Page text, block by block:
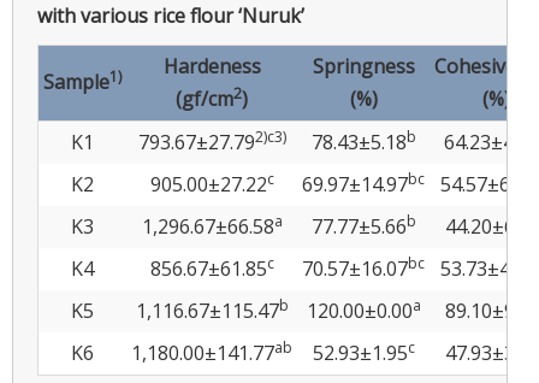
with various rice flour ‘Nuruk’
Sample1)
Hardeness
(gf/cm2)
Springness
(%)
(%)
K1
793.67±27.792)c3) 78.43±5.18b
64.23±4.61
K2
905.00±27.22c 69.97±14.97bc 54.57±6.03
K3 1,296.67±66.58a 77.77±5.66b
44.20±6.04
K4
856.67±61.85c 70.57±16.07bc 53.73±4.24
K5 1,116.67±115.47b 120.00±0.00a
89.10±9.90
K6
1,180.00±141.77ab 52.93±1.95c 47.93±3.12